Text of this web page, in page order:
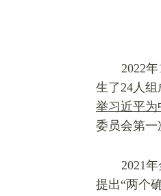
2022
生了24人组
举习近平为
委员会第
2021
提出“两个